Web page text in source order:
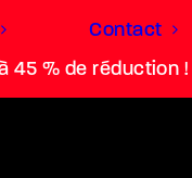
45 % de réduction !
Contact